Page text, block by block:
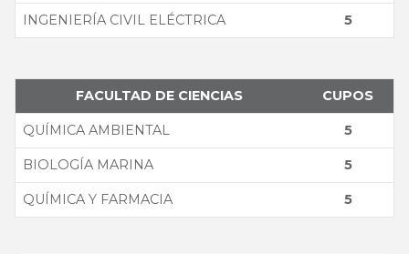
INGENIERÍA CIVIL ELÉCTRICA 5
FACULTAD DE CIENCIAS CUPOS
QUÍMICA AMBIENTAL 5
BIOLOGÍA MARINA 5
QUÍMICA Y FARMACIA 5